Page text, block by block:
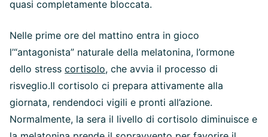
quasi completamente bloccata.
Nelle prime ore del mattino entra in gioco
l’“antagonista” naturale della melatonina, l’ormone
dello stress cortisolo, che avvia il processo di
risveglio.Il cortisolo ci prepara attivamente alla
giornata, rendendoci vigili e pronti all’azione.
Normalmente, la sera il livello di cortisolo diminuisce e